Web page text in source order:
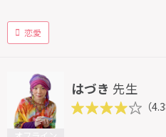
恋愛
はづき 先生
（